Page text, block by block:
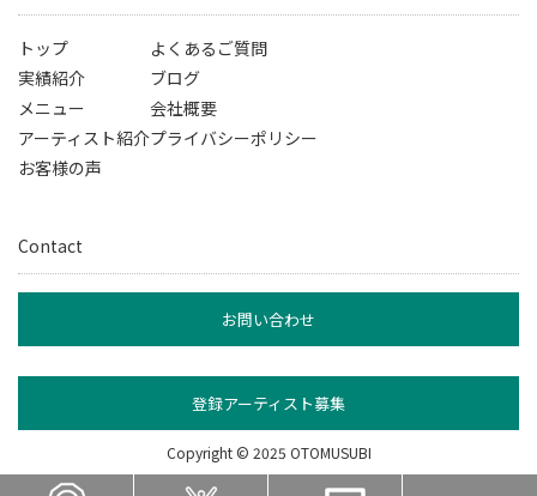
トップ
実績紹介
メニュー
アーティスト紹介
お客様の声
よくあるご質問
ブログ
会社概要
プライバシーポリシー
Contact
お問い合わせ
登録アーティスト募集
Copyright © 2025 OTOMUSUBI